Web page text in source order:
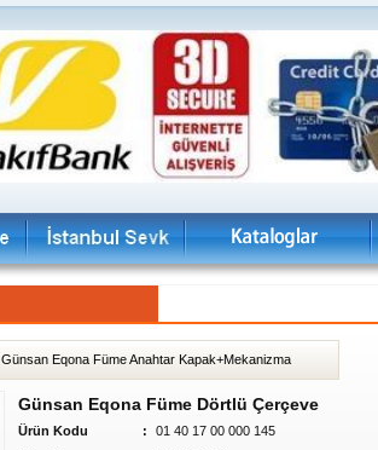
Günsan Eqona Füme Anahtar Kapak+Mekanizma
Günsan Eqona Füme Dörtlü Çerçeve
Ürün Kodu :
01 40 17 00 000 145